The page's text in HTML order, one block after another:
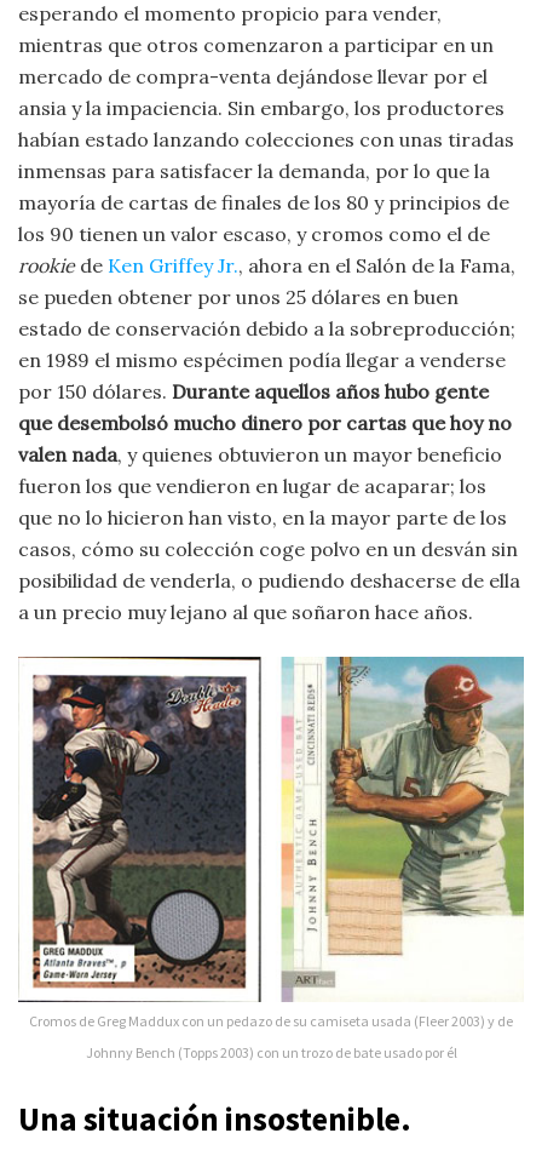
esperando el momento propicio para vender,
mientras que otros comenzaron a participar en un
mercado de compra-venta dejándose llevar por el
ansia y la impaciencia. Sin embargo, los productores
habían estado lanzando colecciones con unas tiradas
inmensas para satisfacer la demanda, por lo que la
mayoría de cartas de finales de los 80 y principios de
los 90 tienen un valor escaso, y cromos como el de
rookiede Ken Griffey Jr., ahora en el Salón de la Fama,
se pueden obtener por unos 25 dólares en buen
estado de conservación debido a la sobreproducción;
en 1989 el mismo espécimen podía llegar a venderse
por 150 dólares. Durante aquellos años hubo gente
que desembolsó mucho dinero por cartas que hoy no
valen nada, y quienes obtuvieron un mayor beneficio
fueron los que vendieron en lugar de acaparar; los
que no lo hicieron han visto, en la mayor parte de los
casos, cómo su colección coge polvo en un desván sin
posibilidad de venderla, o pudiendo deshacerse de ella
a un precio muy lejano al que soñaron hace años.
Cromos de Greg Maddux con un pedazo de su camiseta usada (Fleer 2003) y de
Johnny Bench (Topps 2003) con un trozo de bate usado por él
Una situación insostenible.